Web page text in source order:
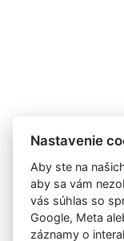
Nastavenie
Aby ste na
aby sa vám
vás súhlas so
Google, Meta
záznamy o